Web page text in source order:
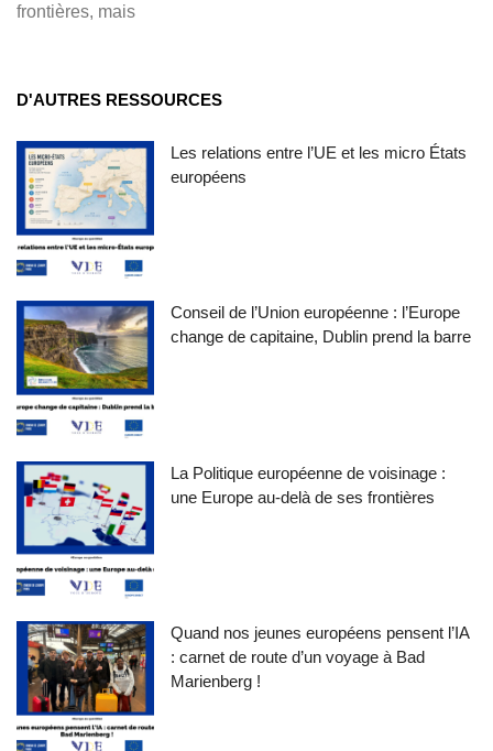
frontières, mais
D'AUTRES RESSOURCES
Les relations entre l’UE et les micro États
européens
Conseil de l’Union européenne : l’Europe
change de capitaine, Dublin prend la barre
La Politique européenne de voisinage :
une Europe au-delà de ses frontières
Quand nos jeunes européens pensent l’IA
: carnet de route d’un voyage à Bad
Marienberg !